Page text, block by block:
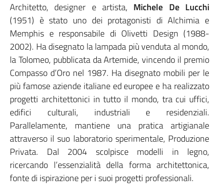
Architetto, designer e artista, Michele De Lucchi
(1951) è stato uno dei protagonisti di Alchimia e
Memphis e responsabile di Olivetti Design (1988-
2002). Ha disegnato la lampada più venduta al mondo,
la Tolomeo, pubblicata da Artemide, vincendo il premio
Compasso d’Oro nel 1987. Ha disegnato mobili per le
più famose aziende italiane ed europee e ha realizzato
progetti architettonici in tutto il mondo, tra cui uffici,
edifici culturali, industriali e residenziali.
Parallelamente, mantiene una pratica artigianale
attraverso il suo laboratorio sperimentale, Produzione
Privata. Dal 2004 scolpisce modelli in legno,
ricercando l’essenzialità della forma architettonica,
fonte di ispirazione per i suoi progetti professionali.